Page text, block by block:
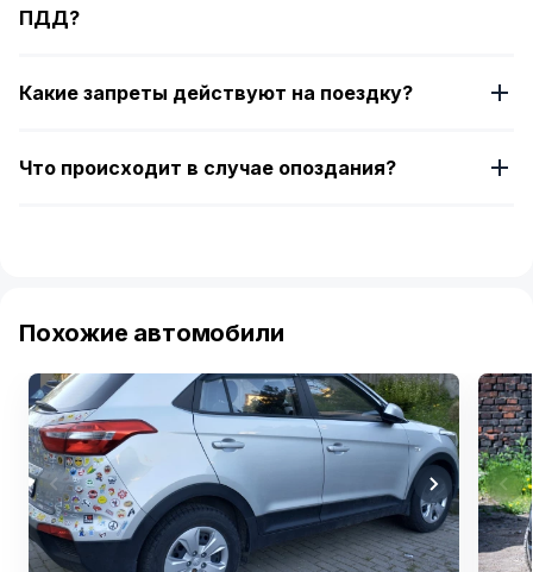
ПДД?
Какие запреты действуют на поездку?
Что происходит в случае опоздания?
Похожие автомобили